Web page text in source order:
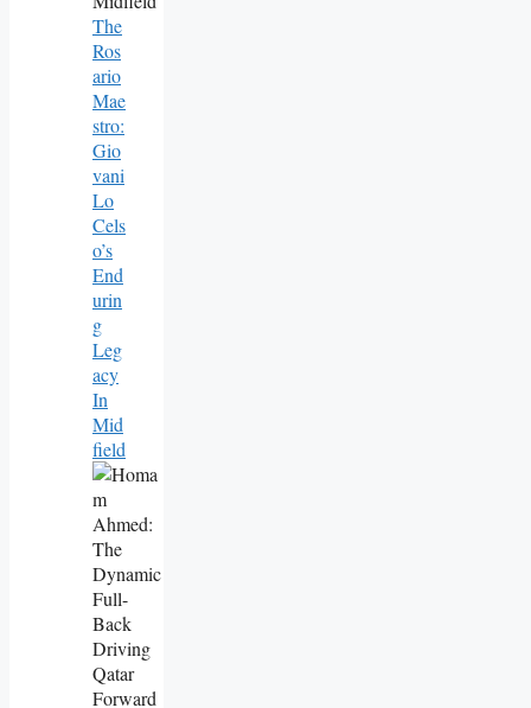
The
Ros
Ario
Mae
Stro:
Gio
Vani
Lo
Cels
O’s
End
Urin
G
Leg
Acy
In
Mid
Field